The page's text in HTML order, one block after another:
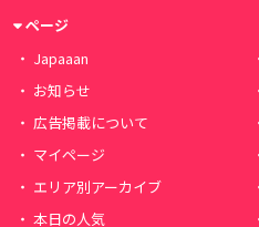
ページ
Japaaan
お知らせ
広告掲載について
マイページ
エリア別アーカイブ
本日の人気